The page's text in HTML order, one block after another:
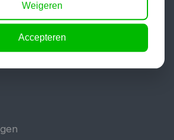
Weigeren
Accepteren